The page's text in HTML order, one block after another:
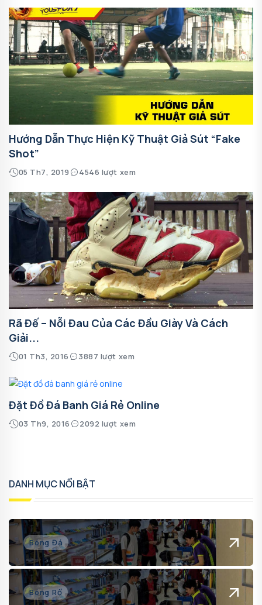
Hướng Dẫn Thực Hiện Kỹ Thuật Giả Sút “Fake
Shot”
05 Th7, 2019 4546 lượt xem
Rã Đế – Nỗi Đau Của Các Đầu Giày Và Cách
Giải...
01 Th3, 2016 3887 lượt xem
Đặt Đồ Đá Banh Giá Rẻ Online
03 Th9, 2016 2092 lượt xem
DANH MỤC NỔI BẬT
Bóng Đá
Bóng Rổ